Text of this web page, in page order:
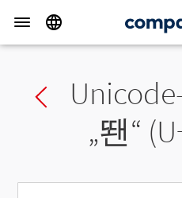
Previous char
„뙌“